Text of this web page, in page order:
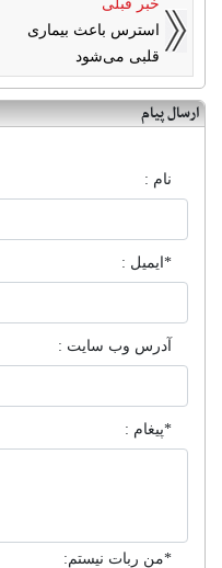
خبر قبلی
استرس باعث بیماری
قلبی می‌شود
ارسال پیام
نام :
*ایمیل :
آدرس وب سایت :
*پیغام :
*من ربات نیستم: